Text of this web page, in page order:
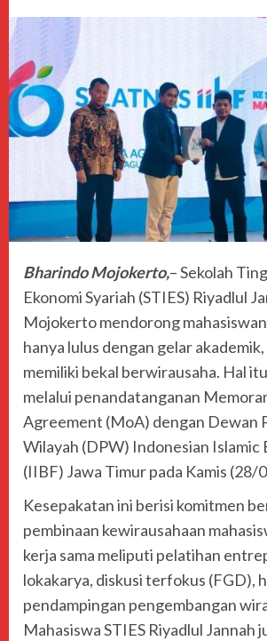
Bharindo Mojokerto,– Sekolah
Ekonomi Syariah (STIES) Riyadlul
Mojokerto mendorong
hanya lulus dengan gelar
memiliki bekal berwirausaha. Hal
melalui penandatanganan
Agreement (MoA) dengan Dewan
Wilayah (DPW) Indonesian Islamic
(IIBF) Jawa Timur pada Kamis (28/
Kesepakatan ini berisi komitmen
pembinaan kewirausahaan
kerja sama meliputi pelatihan
lokakarya, diskusi terfokus (FGD),
pendampingan pengembangan
Mahasiswa STIES Riyadlul Jannah